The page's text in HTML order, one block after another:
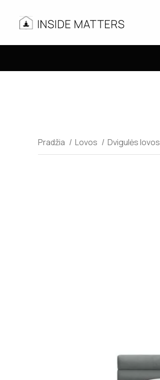
Pradžia Lovos Dvigulės lovos